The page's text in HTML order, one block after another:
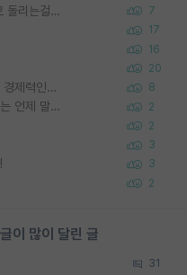
왜 후배가 못하는걸 교수님은 내 책임으로 돌리는걸까요? 7
17
16
20
박사진학하기에 2억은 괜찮은 (?) 정도의 경제력인가요 8
타대학원 컨텍 준비중인데, 지도교수님께는 언제 말씀드려야 할까요? 2
2
3
3
2
이 많이 달린 글
31